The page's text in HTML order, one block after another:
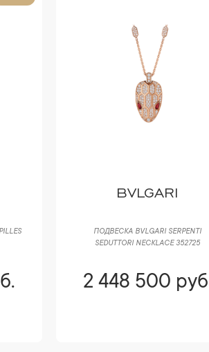
BVLGARI
ПОДВЕСКА BVLGARI SERPENTI
SEDUTTORI NECKLACE 352725
2 448 500